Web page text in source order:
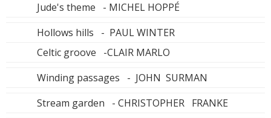
Jude's theme - MICHEL HOPPÉ
Hollows hills - PAUL WINTER
Celtic groove -CLAIR MARLO
Winding passages - JOHN SURMAN
Stream garden - CHRISTOPHER FRANKE